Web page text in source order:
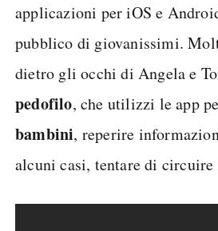
applicazioni per iOS e
pubblico di giovanissimi.
dietro gli occhi di Angela e
pedofilo, che utilizzi le app
bambini, reperire
alcuni casi, tentare di